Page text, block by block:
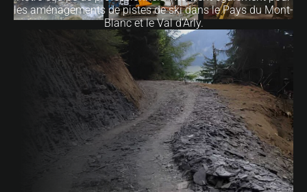
les aménagements de pistes de ski dans le Pays du Mont-
Blanc et le Val d’Arly.